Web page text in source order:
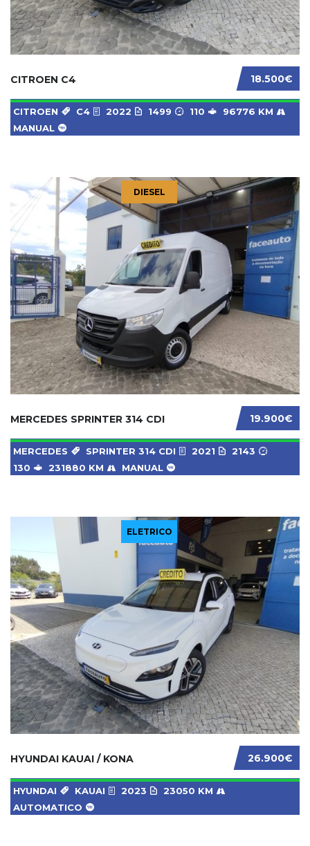
18.500€
CITROEN C4
CITROEN C4 2022 1499 110
96776 KM
MANUAL
DIESEL
19.900€
MERCEDES SPRINTER 314 CDI
MERCEDES SPRINTER 314 CDI 2021
2143
130
231880 KM MANUAL
ELETRICO
26.900€
HYUNDAI KAUAI / KONA
HYUNDAI KAUAI 2023
23050 KM
AUTOMATICO